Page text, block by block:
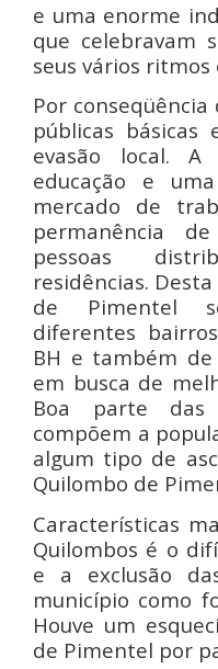
e uma enorme
que celebravam
seus vários ritmos
Por
públicas básicas
evasão local. A
educação e
mercado de
permanência
pessoas
residências.
de Pimentel
diferentes
BH e também
em busca de
Boa parte das
compõem a
algum tipo de
Quilombo de
Características
Quilombos é o
e a exclusão
município como
Houve um
de Pimentel por